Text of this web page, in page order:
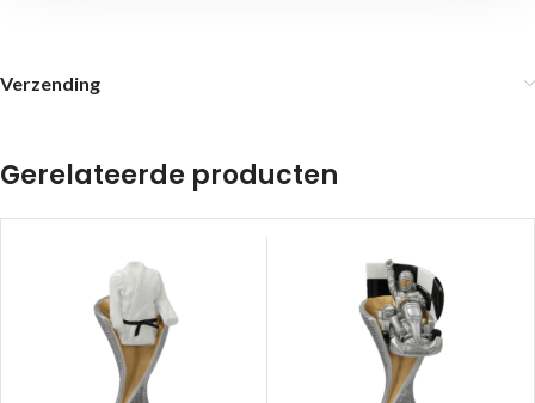
Verzending
Gerelateerde producten